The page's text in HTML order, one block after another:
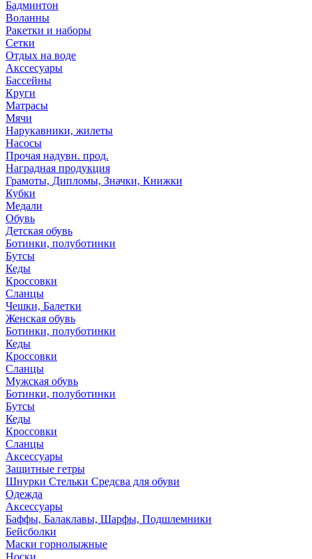
Бадминтон
Воланны
Ракетки и наборы
Сетки
Отдых на воде
Акссесуары
Бассейны
Круги
Матрасы
Мячи
Нарукавники, жилеты
Насосы
Прочая надувн. прод.
Наградная продукция
Грамоты, Дипломы, Значки, Книжки
Кубки
Медали
Обувь
Детская обувь
Ботинки, полуботинки
Бутсы
Кеды
Кроссовки
Сланцы
Чешки, Балетки
Женская обувь
Ботинки, полуботинки
Кеды
Кроссовки
Сланцы
Мужская обувь
Ботинки, полуботинки
Бутсы
Кеды
Кроссовки
Сланцы
Аксессуары
Защитные гетры
Шнурки Стельки Средсва для обуви
Одежда
Аксессуары
Баффы, Балаклавы, Шарфы, Подшлемники
Бейсболки
Маски горнолыжные
Носки